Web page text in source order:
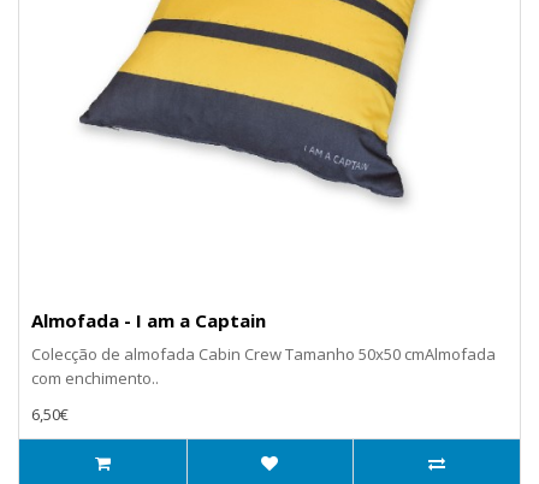
Almofada - I am a Captain
Colecção de almofada Cabin Crew Tamanho 50x50 cmAlmofada
com enchimento..
6,50€